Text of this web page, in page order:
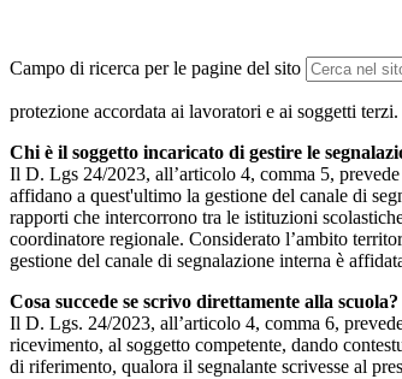
Campo di ricerca per le pagine del sito
protezione accordata ai lavoratori e ai soggetti terzi.
Chi è il soggetto incaricato di gestire le
Il D. Lgs 24/2023, all’articolo 4, comma 5,
affidano a quest'ultimo la gestione del canale di
rapporti che intercorrono tra le istituzioni
coordinatore regionale. Considerato l’ambito
gestione del canale di segnalazione interna è
Cosa succede se scrivo direttamente alla scuola?
Il D. Lgs. 24/2023, all’articolo 4, comma 6,
ricevimento, al soggetto competente, dando
di riferimento, qualora il segnalante scrivesse al